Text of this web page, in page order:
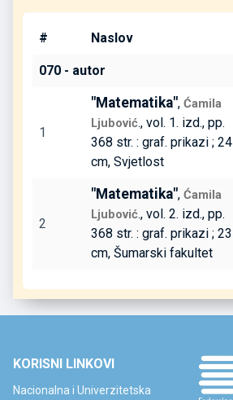
# Naslov
070 - autor
1
"Matematika", Ćamila
Ljubović., vol. 1. izd., pp.
368 str. : graf. prikazi ; 24
cm, Svjetlost
2
"Matematika", Ćamila
Ljubović., vol. 2. izd., pp.
368 str. : graf. prikazi ; 23
cm, Šumarski fakultet
KORISNI LINKOVI
Nacionalna i Univerzitetska